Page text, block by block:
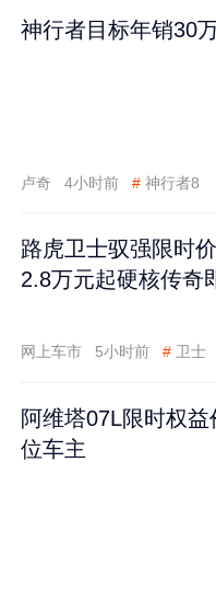
神行者目标年销30
卢奇 4小时前 # 神行者8
路虎卫士驭强限时
2.8万元起硬核传奇
网上车市 5小时前 # 卫士
阿维塔07L限时权
位车主